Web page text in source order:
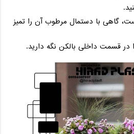
گاهی با دستمال مرطوب آن را تمیز
در قسمت داخلی بالکن نگه دارید.